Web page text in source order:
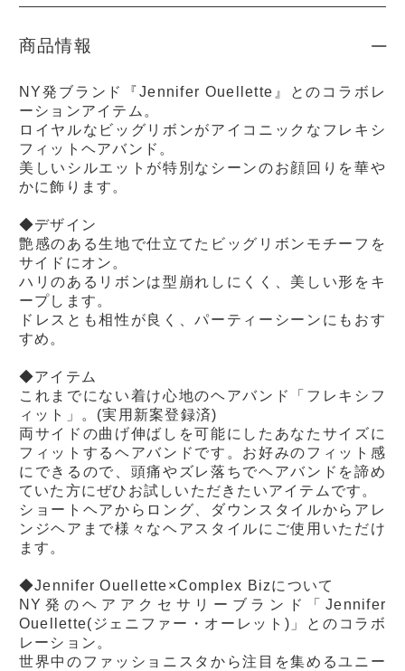
商品情報
NY発ブランド『Jennifer Ouellette』とのコラボレ
ーションアイテム。
ロイヤルなビッグリボンがアイコニックなフレキシ
フィットヘアバンド。
美しいシルエットが特別なシーンのお顔回りを華や
かに飾ります。
◆デザイン
艶感のある生地で仕立てたビッグリボンモチーフを
サイドにオン。
ハリのあるリボンは型崩れしにくく、美しい形をキ
ープします。
ドレスとも相性が良く、パーティーシーンにもおす
すめ。
◆アイテム
これまでにない着け心地のヘアバンド「フレキシフ
ィット」。(実用新案登録済)
両サイドの曲げ伸ばしを可能にしたあなたサイズに
フィットするヘアバンドです。お好みのフィット感
にできるので、頭痛やズレ落ちでヘアバンドを諦め
ていた方にぜひお試しいただきたいアイテムです。
ショートヘアからロング、ダウンスタイルからアレ
ンジヘアまで様々なヘアスタイルにご使用いただけ
ます。
◆Jennifer Ouellette×Complex Bizについて
NY発のヘアアクセサリーブランド「Jennifer
Ouellette(ジェニファー・オーレット)」とのコラボ
レーション。
世界中のファッショニスタから注目を集めるユニー